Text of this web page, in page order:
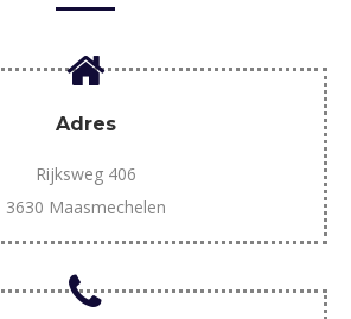
Adres
Rijksweg 406
3630 Maasmechelen